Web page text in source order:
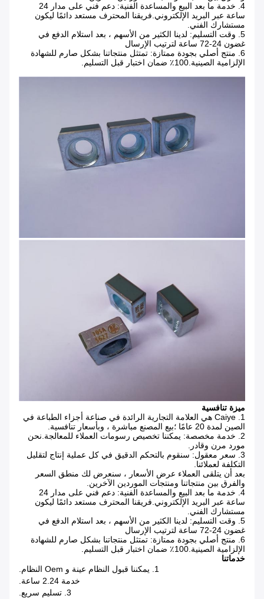
4. خدمة ما بعد البيع والمساعدة الفنية: دعم فني على مدار 24
ساعة عبر البريد الإلكتروني.فريقنا المحترف مستعد دائمًا ليكون
مستشارك الفني.
5. وقت التسليم: لدينا الكثير من الأسهم ، بعد استلام الدفع في
غضون 24-72 ساعة لترتيب الإرسال
6. منتج أصلي بجودة ممتازة: تمتثل منتجاتنا بشكل صارم للشهادة
الإلزامية الصينية.100٪ ضمان اختبار قبل التسليم.
ميزة تنافسية
1. Caiye هي العلامة التجارية الرائدة في صناعة أجزاء الطباعة في
الصين لمدة 20 عامًا ؛بيع المصنع مباشرة ، وبأسعار تنافسية.
2. خدمة مخصصة: يمكننا تخصيص رسومات العملاء للمعالجة.نحن
مورد مرن وقادر.
3. سعر معقول: سنقوم بالتحكم الدقيق في كل عملية إنتاج لتقليل
التكلفة لعملائنا.
بعد أن يتلقى العملاء عرض الأسعار ، سنعرض لك منطق السعر
والفرق بين منتجاتنا ومنتجات الموردين الآخرين.
4. خدمة ما بعد البيع والمساعدة الفنية: دعم فني على مدار 24
ساعة عبر البريد الإلكتروني.فريقنا المحترف مستعد دائمًا ليكون
مستشارك الفني.
5. وقت التسليم: لدينا الكثير من الأسهم ، بعد استلام الدفع في
غضون 24-72 ساعة لترتيب الإرسال
6. منتج أصلي بجودة ممتازة: تمتثل منتجاتنا بشكل صارم للشهادة
الإلزامية الصينية.100٪ ضمان اختبار قبل التسليم.
خدماتنا
1. يمكننا قبول النظام عينة و Oem النظام.
خدمة 2.24 ساعة.
3. تسليم سريع.